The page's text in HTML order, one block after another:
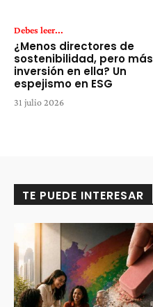
Debes leer...
¿Menos directores de
sostenibilidad, pero más
inversión en ella? Un
espejismo en ESG
31 julio 2026
TE PUEDE INTERESAR